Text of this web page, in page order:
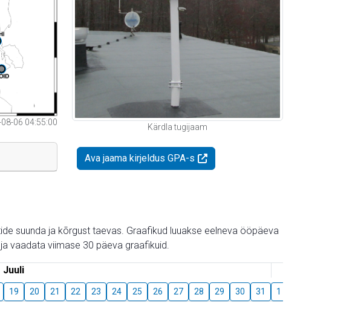
06 04:55:00
Kärdla tugijaam
Ava jaama kirjeldus GPA-s
suunda ja kõrgust taevas. Graafikud luuakse eelneva ööpäeva
vaadata viimase 30 päeva graafikuid.
Juuli
19 20 21 22 23 24 25 26 27 28 29 30 31 1